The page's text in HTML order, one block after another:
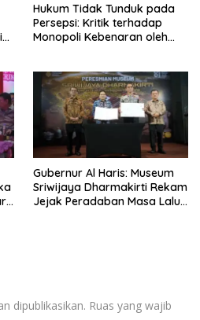
Hukum Tidak Tunduk pada
Persepsi: Kritik terhadap
Monopoli Kebenaran oleh
Gubernur Al Haris: Museum
Sriwijaya Dharmakirti Rekam
Jejak Peradaban Masa Lalu
dipublikasikan. Ruas yang wajib